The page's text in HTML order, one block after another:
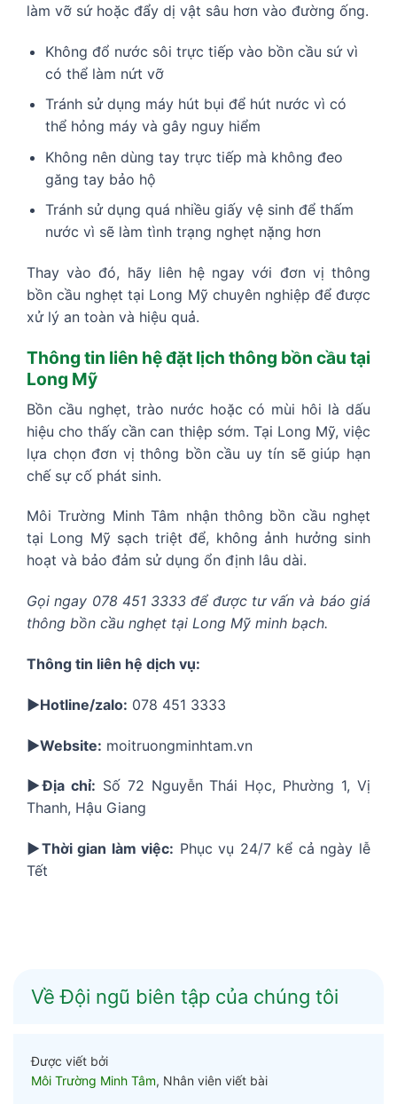
làm vỡ sứ hoặc đẩy dị vật sâu hơn vào đường ống.
Không đổ nước sôi trực tiếp vào bồn cầu sứ vì
có thể làm nứt vỡ
Tránh sử dụng máy hút bụi để hút nước vì có
thể hỏng máy và gây nguy hiểm
Không nên dùng tay trực tiếp mà không đeo
găng tay bảo hộ
Tránh sử dụng quá nhiều giấy vệ sinh để thấm
nước vì sẽ làm tình trạng nghẹt nặng hơn
Thay vào đó, hãy liên hệ ngay với đơn vị thông
bồn cầu nghẹt tại Long Mỹ chuyên nghiệp để được
xử lý an toàn và hiệu quả.
Thông tin liên hệ đặt lịch thông bồn cầu tại
Long Mỹ
Bồn cầu nghẹt, trào nước hoặc có mùi hôi là dấu
hiệu cho thấy cần can thiệp sớm. Tại Long Mỹ, việc
lựa chọn đơn vị thông bồn cầu uy tín sẽ giúp hạn
chế sự cố phát sinh.
Môi Trường Minh Tâm nhận thông bồn cầu nghẹt
tại Long Mỹ sạch triệt để, không ảnh hưởng sinh
hoạt và bảo đảm sử dụng ổn định lâu dài.
Gọi ngay 078 451 3333 để được tư vấn và báo giá
thông bồn cầu nghẹt tại Long Mỹ minh bạch.
Thông tin liên hệ dịch vụ:
▶️Hotline/zalo: 078 451 3333
▶️Website: moitruongminhtam.vn
▶️Địa chỉ: Số 72 Nguyễn Thái Học, Phường 1, Vị
Thanh, Hậu Giang
▶️Thời gian làm việc: Phục vụ 24/7 kể cả ngày lễ
Tết
Về Đội ngũ biên tập của chúng tôi
Được viết bởi
Môi Trường Minh Tâm, Nhân viên viết bài